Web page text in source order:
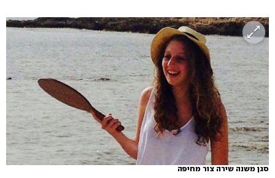
סגן משנה שירה צור מחיפה